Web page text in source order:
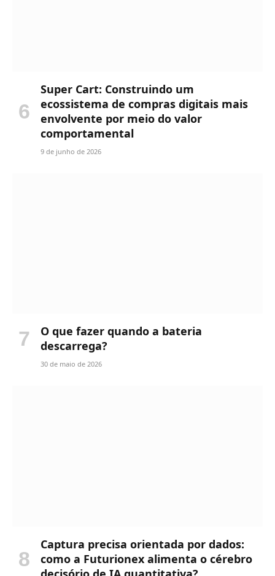
Super Cart: Construindo um
ecossistema de compras digitais mais
envolvente por meio do valor
comportamental
9 de junho de 2026
O que fazer quando a bateria
descarrega?
30 de maio de 2026
Captura precisa orientada por dados:
como a Futurionex alimenta o cérebro